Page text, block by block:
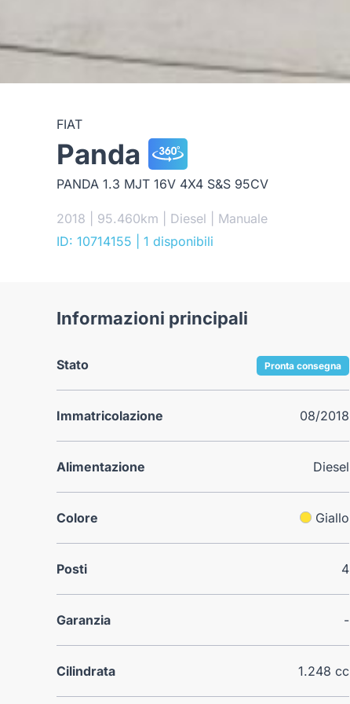
FIAT
Panda
PANDA 1.3 MJT 16V 4X4 S&S 95CV
2018 | 95.460km | Diesel | Manuale
ID: 10714155
| 1 disponibili
Informazioni principali
Stato Pronta consegna
Immatricolazione 08/2018
Alimentazione Diesel
Colore Giallo
Posti 4
Garanzia -
Cilindrata 1.248 cc